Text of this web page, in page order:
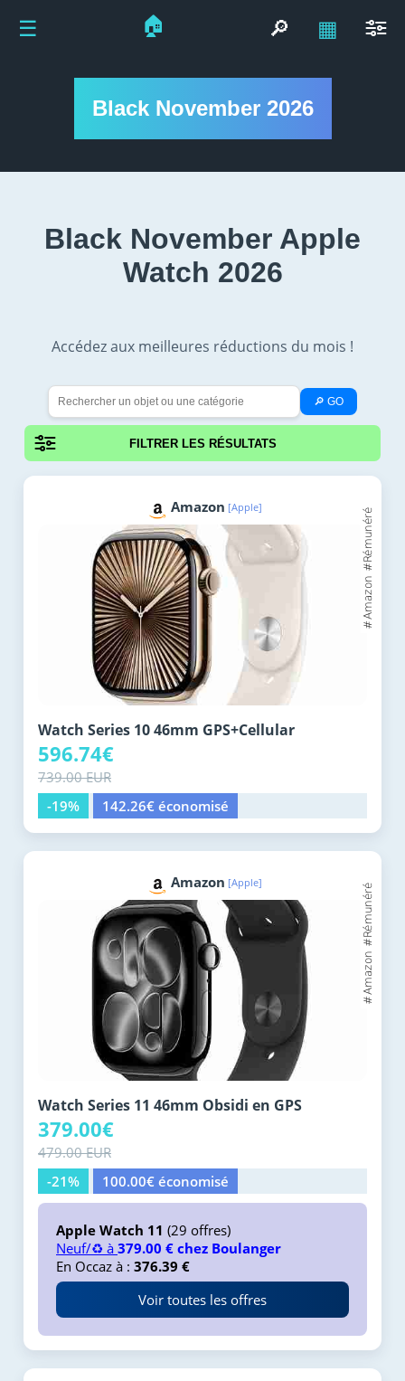
Black November 2026
Black November Apple
Watch 2026
Accédez aux meilleures réductions du mois !
🔎 GO
☰ 🏠 🔎 ▦
FILTRER LES RÉSULTATS
Amazon [Apple]
Watch Series 10 46mm GPS+Cellular
596.74€
739.00 EUR
-19%
142.26€ économisé
Amazon [Apple]
Watch Series 11 46mm Obsidi en GPS
379.00€
479.00 EUR
-21%
100.00€ économisé
Apple Watch 11 (29 offres)
Neuf/♻️ à 379.00 € chez Boulanger
En Occaz à : 376.39 €
Voir toutes les offres